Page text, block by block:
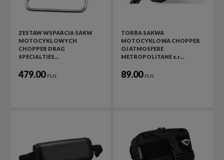
ZESTAW WSPARCIA SAKW
MOTOCYKLOWYCH
CHOPPER DRAG
SPECIALTIES…
479.00 PLN
TORBA SAKWA
MOTOCYKLOWA CHOPPER
OJ ATMOSFERE
METROPOLITANE s.r…
89.00 PLN